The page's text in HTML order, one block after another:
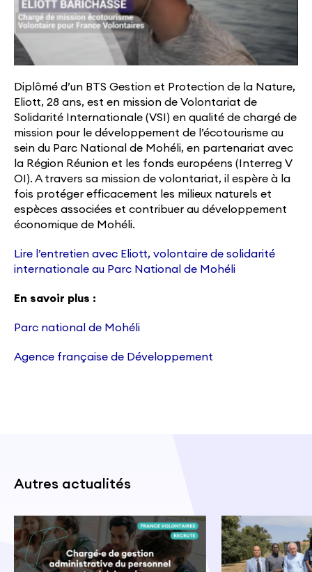
Diplômé d’un BTS Gestion et Protection de la Nature,
Eliott, 28 ans, est en mission de Volontariat de
Solidarité Internationale (VSI) en qualité de chargé de
mission pour le développement de l’écotourisme au
sein du Parc National de Mohéli, en partenariat avec
la Région Réunion et les fonds européens (Interreg V
OI). A travers sa mission de volontariat, il espère à la
fois protéger efficacement les milieux naturels et
espèces associées et contribuer au développement
économique de Mohéli.
Lire l’entretien avec Eliott, volontaire de solidarité
internationale au Parc National de Mohéli
En savoir plus :
Parc national de Mohéli
Agence française de Développement
Autres actualités